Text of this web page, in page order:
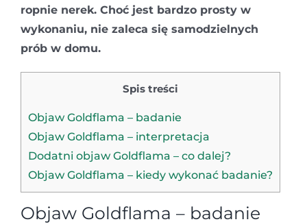
ropnie nerek. Choć jest bardzo prosty w
wykonaniu, nie zaleca się samodzielnych
prób w domu.
Spis treści
Objaw Goldflama – badanie
Objaw Goldflama – interpretacja
Dodatni objaw Goldflama – co dalej?
Objaw Goldflama – kiedy wykonać badanie?
Objaw Goldflama – badanie